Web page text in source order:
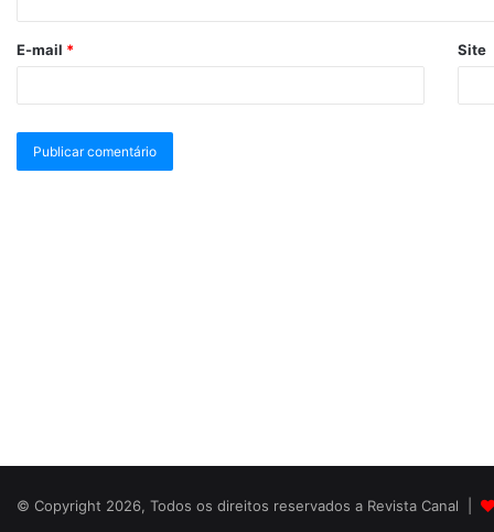
E-mail * Site
© Copyright 2026, Todos os direitos reservados a Revista Canal |